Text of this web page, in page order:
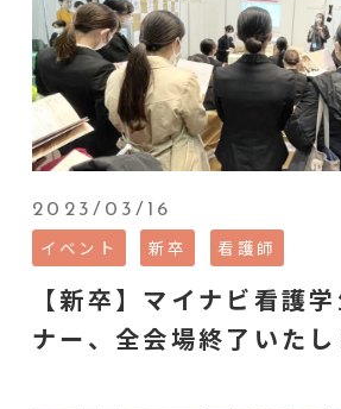
2023/03/16
イベント 新卒 看護師
【新卒】マイナビ看護
ナー、全会場終了いたし